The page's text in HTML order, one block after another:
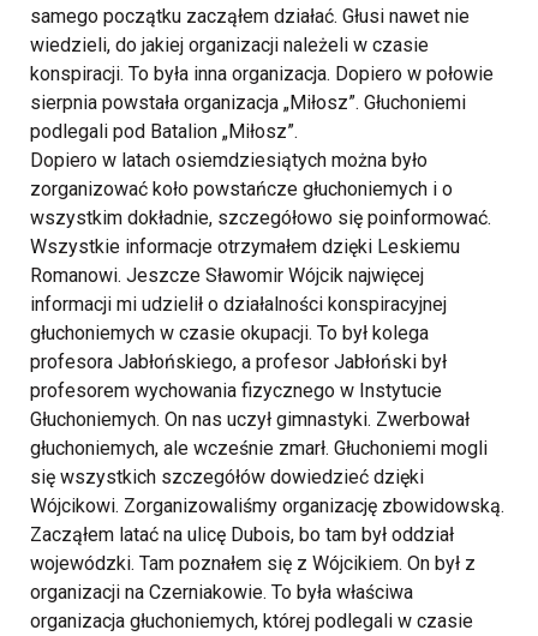
samego początku zacząłem działać. Głusi nawet nie
wiedzieli, do jakiej organizacji należeli w czasie
konspiracji. To była inna organizacja. Dopiero w połowie
sierpnia powstała organizacja „Miłosz”. Głuchoniemi
podlegali pod Batalion „Miłosz”.
Dopiero w latach osiemdziesiątych można było
zorganizować koło powstańcze głuchoniemych i o
wszystkim dokładnie, szczegółowo się poinformować.
Wszystkie informacje otrzymałem dzięki Leskiemu
Romanowi. Jeszcze Sławomir Wójcik najwięcej
informacji mi udzielił o działalności konspiracyjnej
głuchoniemych w czasie okupacji. To był kolega
profesora Jabłońskiego, a profesor Jabłoński był
profesorem wychowania fizycznego w Instytucie
Głuchoniemych. On nas uczył gimnastyki. Zwerbował
głuchoniemych, ale wcześnie zmarł. Głuchoniemi mogli
się wszystkich szczegółów dowiedzieć dzięki
Wójcikowi. Zorganizowaliśmy organizację zbowidowską.
Zacząłem latać na ulicę Dubois, bo tam był oddział
wojewódzki. Tam poznałem się z Wójcikiem. On był z
organizacji na Czerniakowie. To była właściwa
organizacja głuchoniemych, której podlegali w czasie